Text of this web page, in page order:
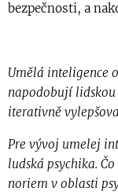
bezpečnosti, a
Umělá inteligence
napodobují
iterativně
Pre vývoj umelej
ludská psychika.
noriem v oblasti